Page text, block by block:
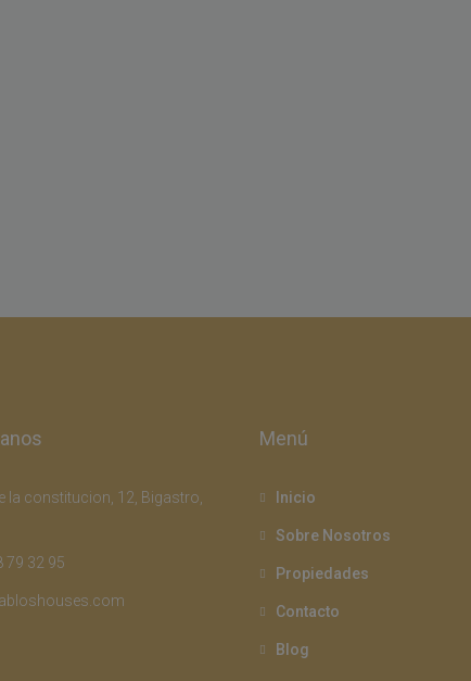
la constitucion, 12, Bigastro,
79 32 95
Menú
Inicio
Sobre Nosotros
Propiedades
Contacto
Blog